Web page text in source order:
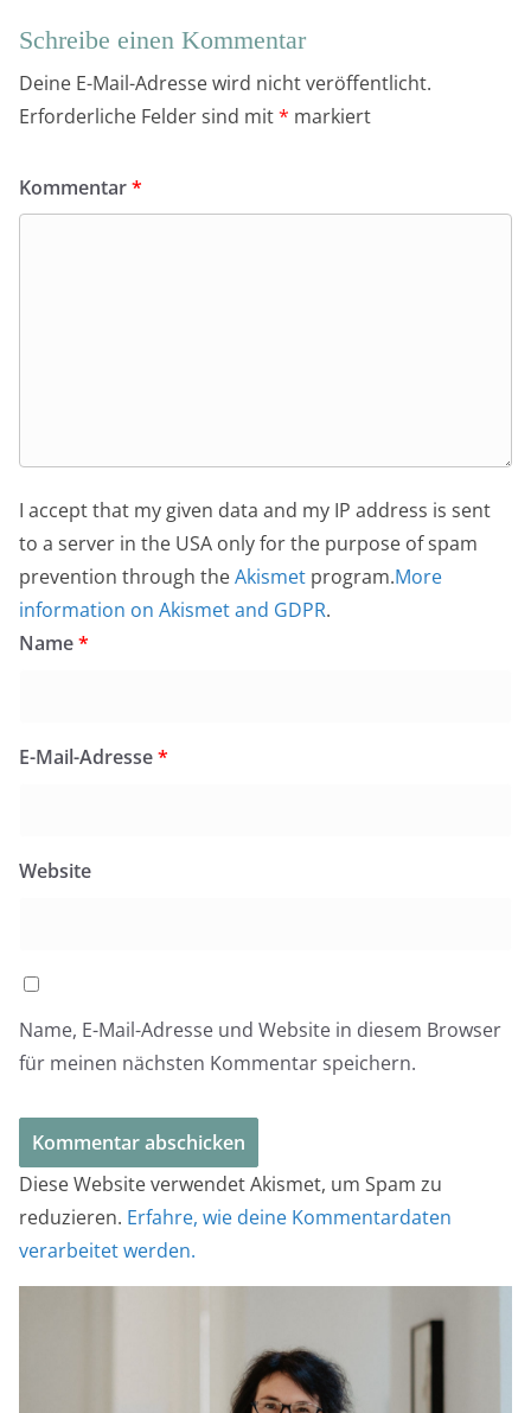
Schreibe einen Kommentar
Deine E-Mail-Adresse wird nicht veröffentlicht.
Erforderliche Felder sind mit* markiert
Kommentar*
I accept that my given data and my IP address is sent
to a server in the USA only for the purpose of spam
prevention through theAkismet program.More
information on Akismet and GDPR.
Name*
E-Mail-Adresse*
Website
Name, E-Mail-Adresse und Website in diesem Browser
für meinen nächsten Kommentar speichern.
Diese Website verwendet Akismet, um Spam zu
reduzieren. Erfahre, wie deine Kommentardaten
verarbeitet werden.